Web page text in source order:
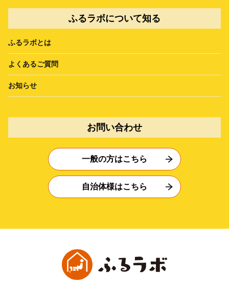
ふるラボについて知る
ふるラボとは
よくあるご質問
お知らせ
お問い合わせ
一般の方はこちら
自治体様はこちら